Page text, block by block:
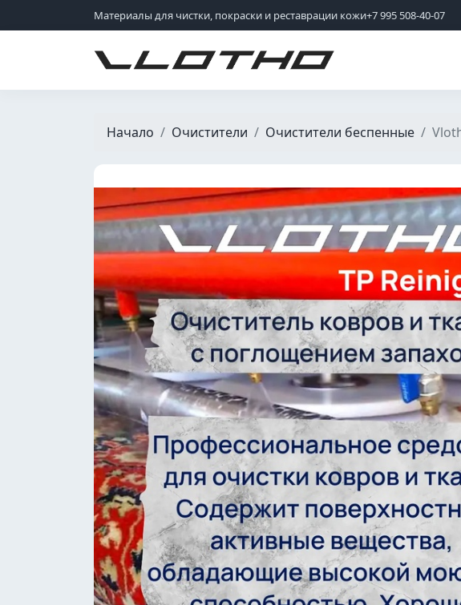
Материалы для чистки, покраски и реставрации кожи+7 995 508-40-07
VLOTHO
Начало Очистители Очистители беспенные